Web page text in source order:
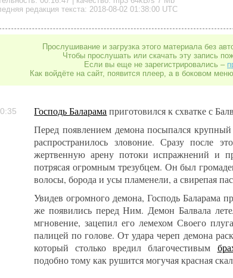
редакция текста: 2018-08-02 01:38:00 UTC
Прослушивание и загрузка этого материала без
Чтобы прослушать или скачать эту запись
Если вы еще не зарегистрировались –
Как войдёте на сайт, появится плеер, а в боковом
Господь Баларама приготовился к схватке с
Перед появлением демона посыпался
распространилось зловоние. Сразу после
жертвенную арену потоки испражнений и
потрясая огромным трезубцем. Он был
волосы, борода и усы пламенели, а свирепая
Увидев огромного демона, Господь Баларама
же появились перед Ним. Демон Балвала
мгновение, зацепил его лемехом Своего
палицей по голове. От удара череп демона
который столько вредил благочестивым
подобно тому как рушится могучая красная